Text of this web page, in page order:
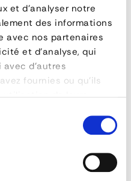
et d'analyser notre
des informations
avec nos partenaires
et d'analyse, qui
avec d'autres
fournies ou qu'ils
ANSWERS
resistant